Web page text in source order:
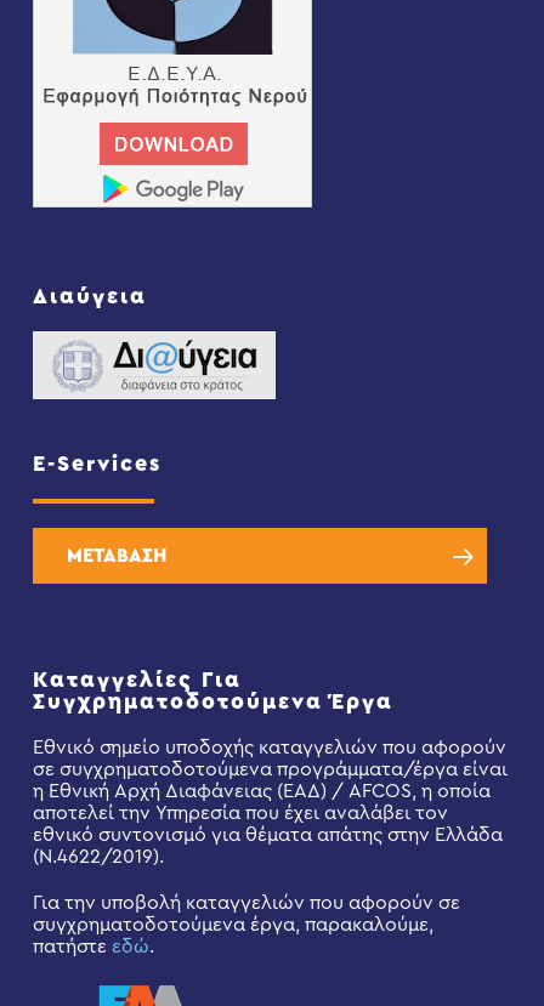
Διαύγεια
E-Services
ΜΕΤΑΒΑΣΗ
Καταγγελίες Για
Συγχρηματοδοτούμενα Έργα
Εθνικό σημείο υποδοχής καταγγελιών που αφορούν
σε συγχρηματοδοτούμενα προγράμματα/έργα είναι
η Εθνική Αρχή Διαφάνειας (ΕΑΔ) / AFCOS, η οποία
αποτελεί την Υπηρεσία που έχει αναλάβει τον
εθνικό συντονισμό για θέματα απάτης στην Ελλάδα
(Ν.4622/2019).
Για την υποβολή καταγγελιών που αφορούν σε
συγχρηματοδοτούμενα έργα, παρακαλούμε,
πατήστε εδώ.